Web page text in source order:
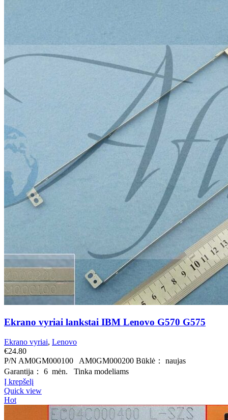
Ekrano vyriai lankstai IBM Lenovo G570 G575
Ekrano vyriai, Lenovo
€24.80
P/N AM0GM000100 AM0GM000200 Būklė： naujas
Garantija： 6 mėn. Tinka modeliams
Į krepšelį
Quick view
Hot